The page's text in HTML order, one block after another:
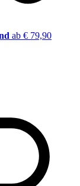
ab € 79,90